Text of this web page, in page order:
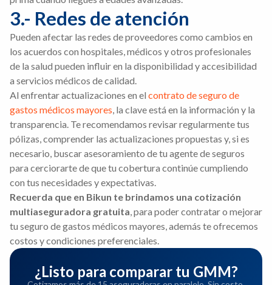
3.- Redes de atención
Pueden afectar las redes de proveedores como cambios en
los acuerdos con hospitales, médicos y otros profesionales
de la salud pueden influir en la disponibilidad y accesibilidad
a servicios médicos de calidad.
Al enfrentar actualizaciones en el contrato de seguro de
gastos médicos mayores, la clave está en la información y la
transparencia. Te recomendamos revisar regularmente tus
pólizas, comprender las actualizaciones propuestas y, si es
necesario, buscar asesoramiento de tu agente de seguros
para cerciorarte de que tu cobertura continúe cumpliendo
con tus necesidades y expectativas.
Recuerda que en Bikun te brindamos una cotización
multiaseguradora gratuita, para poder contratar o mejorar
tu seguro de gastos médicos mayores, además te ofrecemos
costos y condiciones preferenciales.
¿Listo para comparar tu GMM?